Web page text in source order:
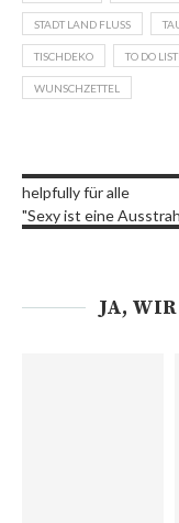
STADT LAND FLUSS
TISCHDEKO TO DO
WUNSCHZETTEL
helpfully für alle
"Sexy ist eine
JA,